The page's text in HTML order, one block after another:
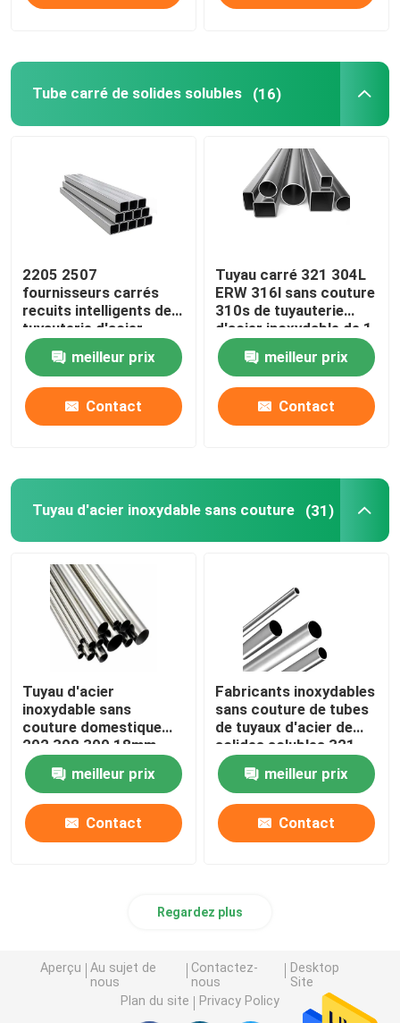
Tube carré de solides solubles (16)
2205 2507
fournisseurs carrés
recuits intelligents de
tuyauterie d'acier
inoxydable du tube
310S 201 304 304L
316 316L
meilleur prix
Contact
Tuyau carré 321 304L
ERW 316l sans couture
310s de tuyauterie
d'acier inoxydable de 1
pouce 0,4 millimètres
meilleur prix
Contact
Tuyau d'acier inoxydable sans couture (31)
Tuyau d'acier
inoxydable sans
couture domestique
202 308 309 18mm
22mm 2 tube d'Inox de
pouce 304meilleur prix
Contact
Fabricants inoxydables
sans couture de tubes
de tuyaux d'acier de
solides solubles 321
16mm 16 échangeur de
chaleur de la mesure
304
meilleur prix
Contact
Regardez plus
Aperçu
Au sujet de
nous
Contactez-
nous
Desktop
Site
Plan du site
Privacy Policy